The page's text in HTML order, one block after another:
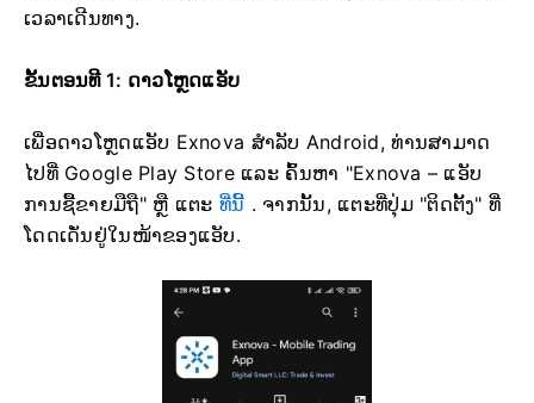
ເວລາເດີນທາງ.
ຂັ້ນຕອນທີ 1: ດາວໂຫຼດແອັບ
ເພື່ອດາວໂຫຼດແອັບ Exnova ສຳລັບ Android, ທ່ານສາມາດ
ໄປທີ່ Google Play Store ແລະ ຄົ້ນຫາ "Exnova – ແອັບ
ການຊື້ຂາຍມືຖື" ຫຼື ແຕະ ທີ່ນີ້ . ຈາກນັ້ນ, ແຕະທີ່ປຸ່ມ "ຕິດຕັ້ງ" ທີ່
ໂດດເດັ່ນຢູ່ໃນໜ້າຂອງແອັບ.